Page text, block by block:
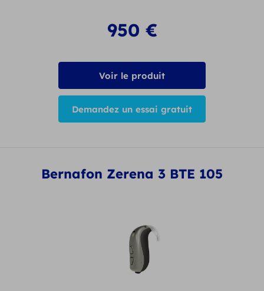
950 €
Voir le produit
Demandez un essai gratuit
Bernafon Zerena 3 BTE 105